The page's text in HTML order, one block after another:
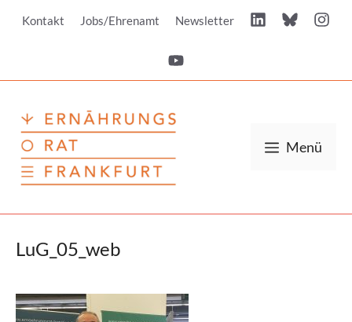
InhaltKontakt Jobs/Ehrenamt Newsletter
Menü
LuG_05_web